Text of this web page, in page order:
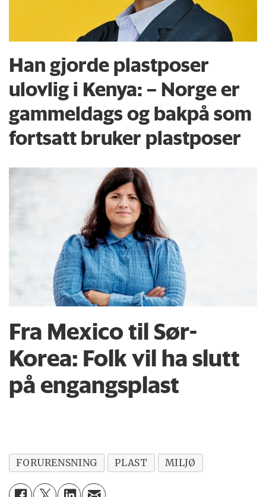
Han gjorde plastposer
ulovlig i Kenya: – Norge er
gammeldags og bakpå som
fortsatt bruker plastposer
Fra Mexico til Sør-
Korea: Folk vil ha slutt
på engangsplast
FORURENSNING PLAST MILJØ